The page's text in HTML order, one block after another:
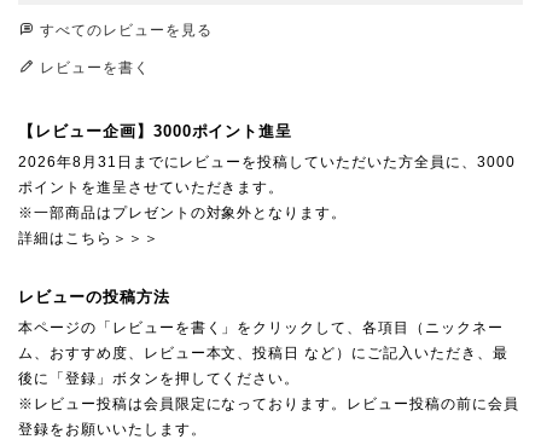
すべてのレビューを見る
レビューを書く
【レビュー企画】3000ポイント進呈
2026年8月31日までにレビューを投稿していただいた方全員に、3000
ポイントを進呈させていただきます。
※一部商品はプレゼントの対象外となります。
詳細はこちら＞＞＞
レビューの投稿方法
本ページの「レビューを書く」をクリックして、各項目（ニックネー
ム、おすすめ度、レビュー本文、投稿日 など）にご記入いただき、最
後に「登録」ボタンを押してください。
※レビュー投稿は会員限定になっております。レビュー投稿の前に会員
登録をお願いいたします。